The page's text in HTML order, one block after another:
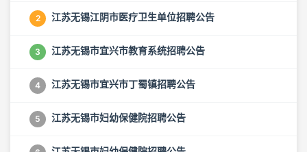
2 江苏无锡江阴市医疗卫生单位招聘公告
3 江苏无锡市宜兴市教育系统招聘公告
4 江苏无锡市宜兴市丁蜀镇招聘公告
5 江苏无锡市妇幼保健院招聘公告